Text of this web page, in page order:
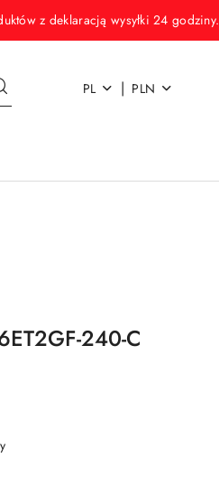
z deklaracją wysyłki 24 godziny.
PL | PLN
240-C